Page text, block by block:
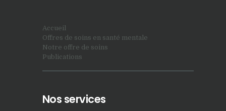
Accueil
Offres de soins en santé mentale
Notre offre de soins
Publications
Nos services